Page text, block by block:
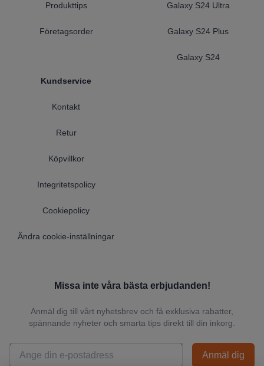
Produkttips
Företagsorder
Kundservice
Kontakt
Retur
Köpvillkor
Integritetspolicy
Cookiepolicy
Ändra cookie-inställningar
Galaxy S24 Ultra
Galaxy S24 Plus
Galaxy S24
Missa inte våra bästa erbjudanden!
Anmäl dig till vårt nyhetsbrev och få exklusiva rabatter,
spännande nyheter och smarta tips direkt till din inkorg.
Anmäl dig